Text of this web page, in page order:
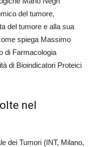
del tumore,
del tumore e alla sua
spiega Massimo
di Farmacologia
di Bioindicatori Proteici
nel
dei Tumori (INT, Milano,